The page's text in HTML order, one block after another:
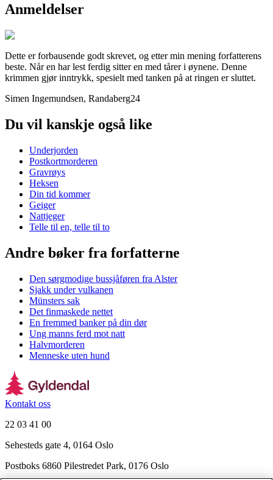
Anmeldelser
Dette er forbausende godt skrevet, og etter min mening forfatterens
beste. Når en har lest ferdig sitter en med tårer i øynene. Denne
krimmen gjør inntrykk, spesielt med tanken på at ringen er sluttet.
Simen Ingemundsen, Randaberg24
Du vil kanskje også like
Underjorden
Postkortmorderen
Gravrøys
Heksen
Din tid kommer
Geiger
Nattjeger
Telle til en, telle til to
Andre bøker fra forfatterne
Den sørgmodige bussjåføren fra Alster
Sjakk under vulkanen
Münsters sak
Det finmaskede nettet
En fremmed banker på din dør
Ung manns ferd mot natt
Halvmorderen
Menneske uten hund
Kontakt oss
22 03 41 00
Sehesteds gate 4, 0164 Oslo
Postboks 6860 Pilestredet Park, 0176 Oslo